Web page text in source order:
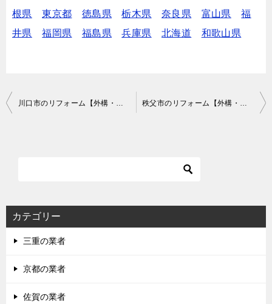
根県
東京都 徳島県 栃木県 奈良県 富山県
福
井県
福岡県 福島県 兵庫県 北海道 和歌山県
投
シ
ョ
川口市のリフォーム【外構・リノベーションなど】で費用が安いおすすめ業者は？口コミ・評判 秩父市のリフォーム【外構・リノベーションなど】で費用が安いおすすめ業者は？口コミ・評判
カテゴリー
三重の業者
京都の業者
佐賀の業者